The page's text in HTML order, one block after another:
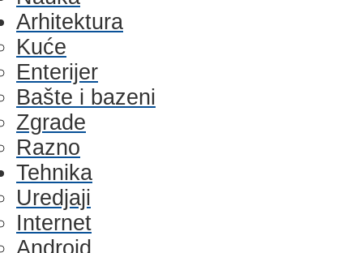
Arhitektura
Kuće
Enterijer
Bašte i bazeni
Zgrade
Razno
Tehnika
Uredjaji
Internet